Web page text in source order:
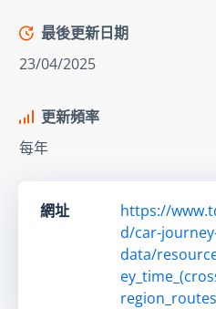
最後更新日期
23/04/2025
更新頻率
每年
網址
https://
d/car-
data/